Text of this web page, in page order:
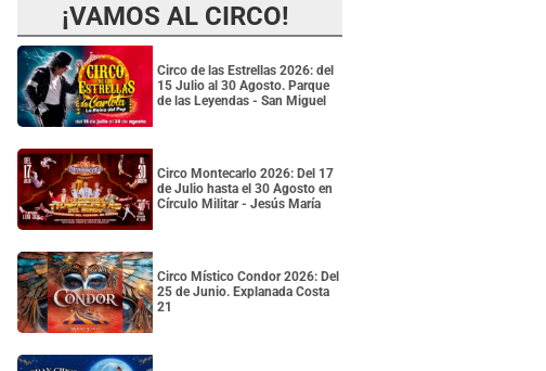
¡VAMOS AL CIRCO!
Circo de las Estrellas 2026: del
15 Julio al 30 Agosto. Parque
de las Leyendas - San Miguel
Circo Montecarlo 2026: Del 17
de Julio hasta el 30 Agosto en
Círculo Militar - Jesús María
Circo Místico Condor 2026: Del
25 de Junio. Explanada Costa
21